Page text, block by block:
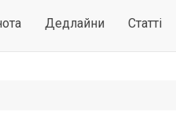
Дедлайни Статті